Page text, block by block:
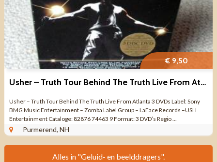
€ 9,50
Usher – Truth Tour Behind The Truth Live From Atlanta 3 DVDs
Usher – Truth Tour Behind The Truth Live From Atlanta 3 DVDs Label: Sony
BMG Music Entertainment – Zomba Label Group – LaFace Records –USH
Entertainment Cataloge: 82876 74463 9 Format: 3 DVD’s Regio ...
Purmerend, NH
Alles in "Geluid- en beelddragers".